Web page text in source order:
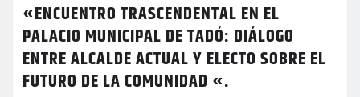
«ENCUENTRO TRASCENDENTAL EN EL
PALACIO MUNICIPAL DE TADÓ: DIÁLOGO
ENTRE ALCALDE ACTUAL Y ELECTO SOBRE EL
FUTURO DE LA COMUNIDAD «.